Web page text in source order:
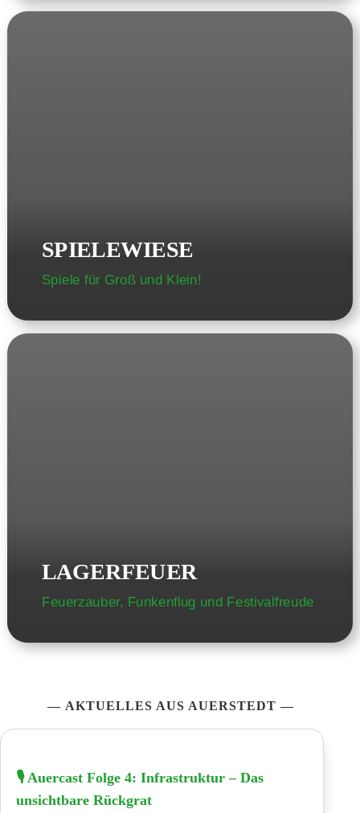
SPIELEWIESE
Spiele für Groß und Klein!
LAGERFEUER
Feuerzauber, Funkenflug und Festivalfreude
— AKTUELLES AUS AUERSTEDT —
🎙️ Auercast Folge 4: Infrastruktur – Das
unsichtbare Rückgrat